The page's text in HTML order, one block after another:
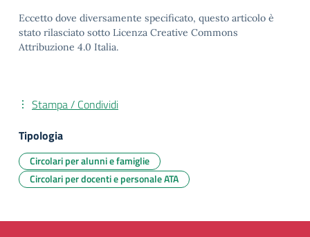
Eccetto dove diversamente specificato, questo articolo è
stato rilasciato sotto Licenza Creative Commons
Attribuzione 4.0 Italia.
Stampa / Condividi
Tipologia
Circolari per alunni e famiglie
Circolari per docenti e personale ATA